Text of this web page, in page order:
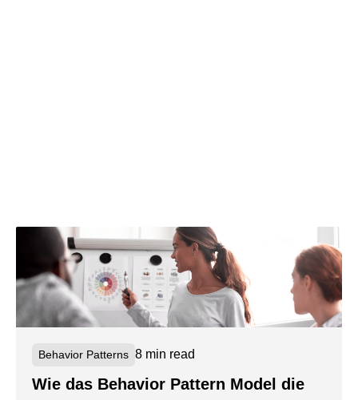
Behavior Patterns 8 min read
Wie das Behavior Pattern Model die